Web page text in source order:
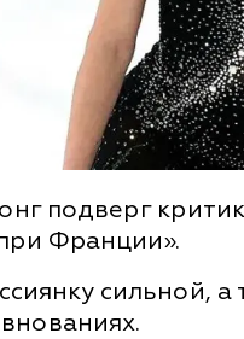
подверг
Франции».
сильной, а